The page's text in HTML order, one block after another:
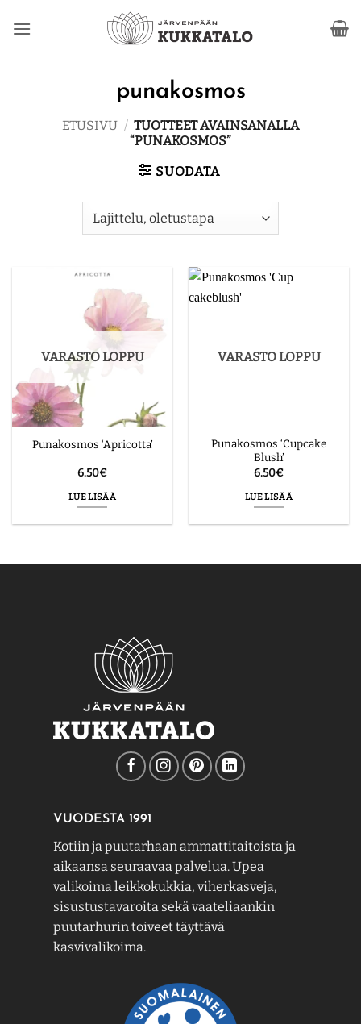
punakosmos
ETUSIVU / TUOTTEET AVAINSANALLA
“PUNAKOSMOS”
SUODATA
VARASTO LOPPU
Punakosmos ‘Apricotta’
6.50€
LUE LISÄÄ
VARASTO LOPPU
Punakosmos ‘Cupcake
Blush’
6.50€
LUE LISÄÄ
VUODESTA 1991
Kotiin ja puutarhaan ammattitaitoista ja
aikaansa seuraavaa palvelua. Upea
valikoima leikkokukkia, viherkasveja,
sisustustavaroita sekä vaateliaankin
puutarhurin toiveet täyttävä
kasvivalikoima.